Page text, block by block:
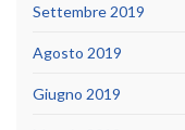
Settembre 2019
Agosto 2019
Giugno 2019